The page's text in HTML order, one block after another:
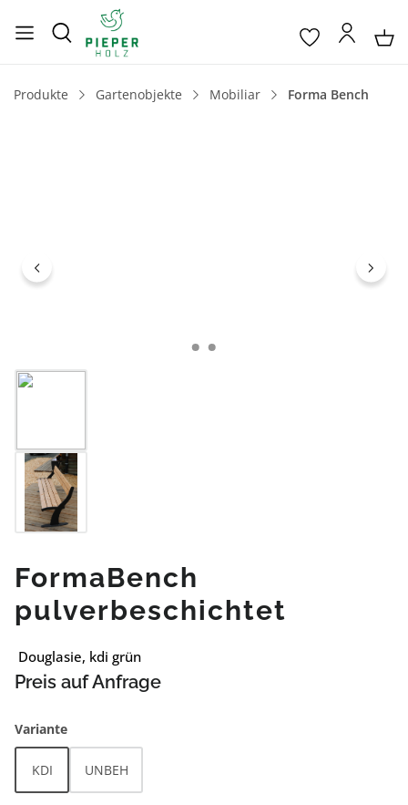
Produkte Gartenobjekte Mobiliar Forma Bench
FormaBench
pulverbeschichtet
Douglasie, kdi grün
Preis auf Anfrage
Varianteauswählen
KDI UNBEH